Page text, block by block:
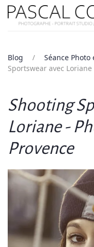
Blog Séance
Sportswear avec
Shooting
Loriane -
Provence